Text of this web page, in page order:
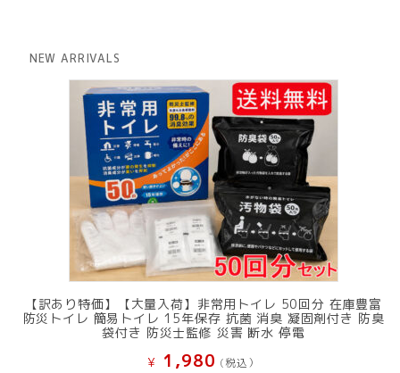
で
し
た。
¥ 11,801
で
す。
NEW ARRIVALS
【訳あり特価】【大量入荷】非常用トイレ 50回分 在庫豊富
防災トイレ 簡易トイレ 15年保存 抗菌 消臭 凝固剤付き 防臭
袋付き 防災士監修 災害 断水 停電
¥ 1,980 (税込）